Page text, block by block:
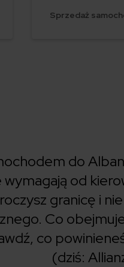
Sprzedaż
do
od
granicę i
Co
co
(dziś: